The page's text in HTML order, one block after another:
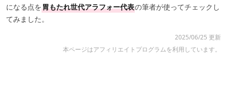
になる点を胃もたれ世代アラフォー代表の筆者が使ってチェックし
てみました。
2025/06/25 更新
本ページはアフィリエイトプログラムを利用しています。